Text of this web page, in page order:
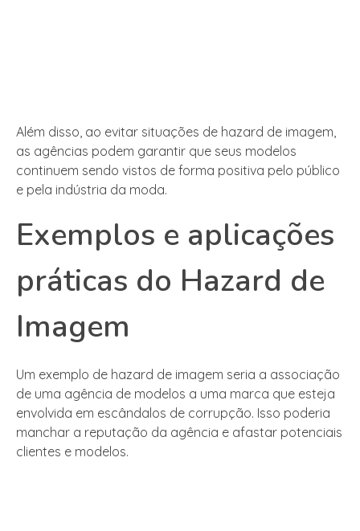
Além disso, ao evitar situações de hazard de imagem,
as agências podem garantir que seus modelos
continuem sendo vistos de forma positiva pelo público
e pela indústria da moda.
Exemplos e aplicações
práticas do Hazard de
Imagem
Um exemplo de hazard de imagem seria a associação
de uma agência de modelos a uma marca que esteja
envolvida em escândalos de corrupção. Isso poderia
manchar a reputação da agência e afastar potenciais
clientes e modelos.